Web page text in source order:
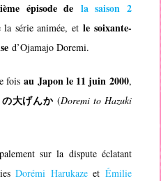
épisode de la saison 2
la série animée, etle soixante-
d’Ojamajo Doremi.
foisau Japon le 11 juin 2000,
大げんか(Doremi to Hazuki
sur la dispute éclatant
Dorémi Harukazeet Émilie